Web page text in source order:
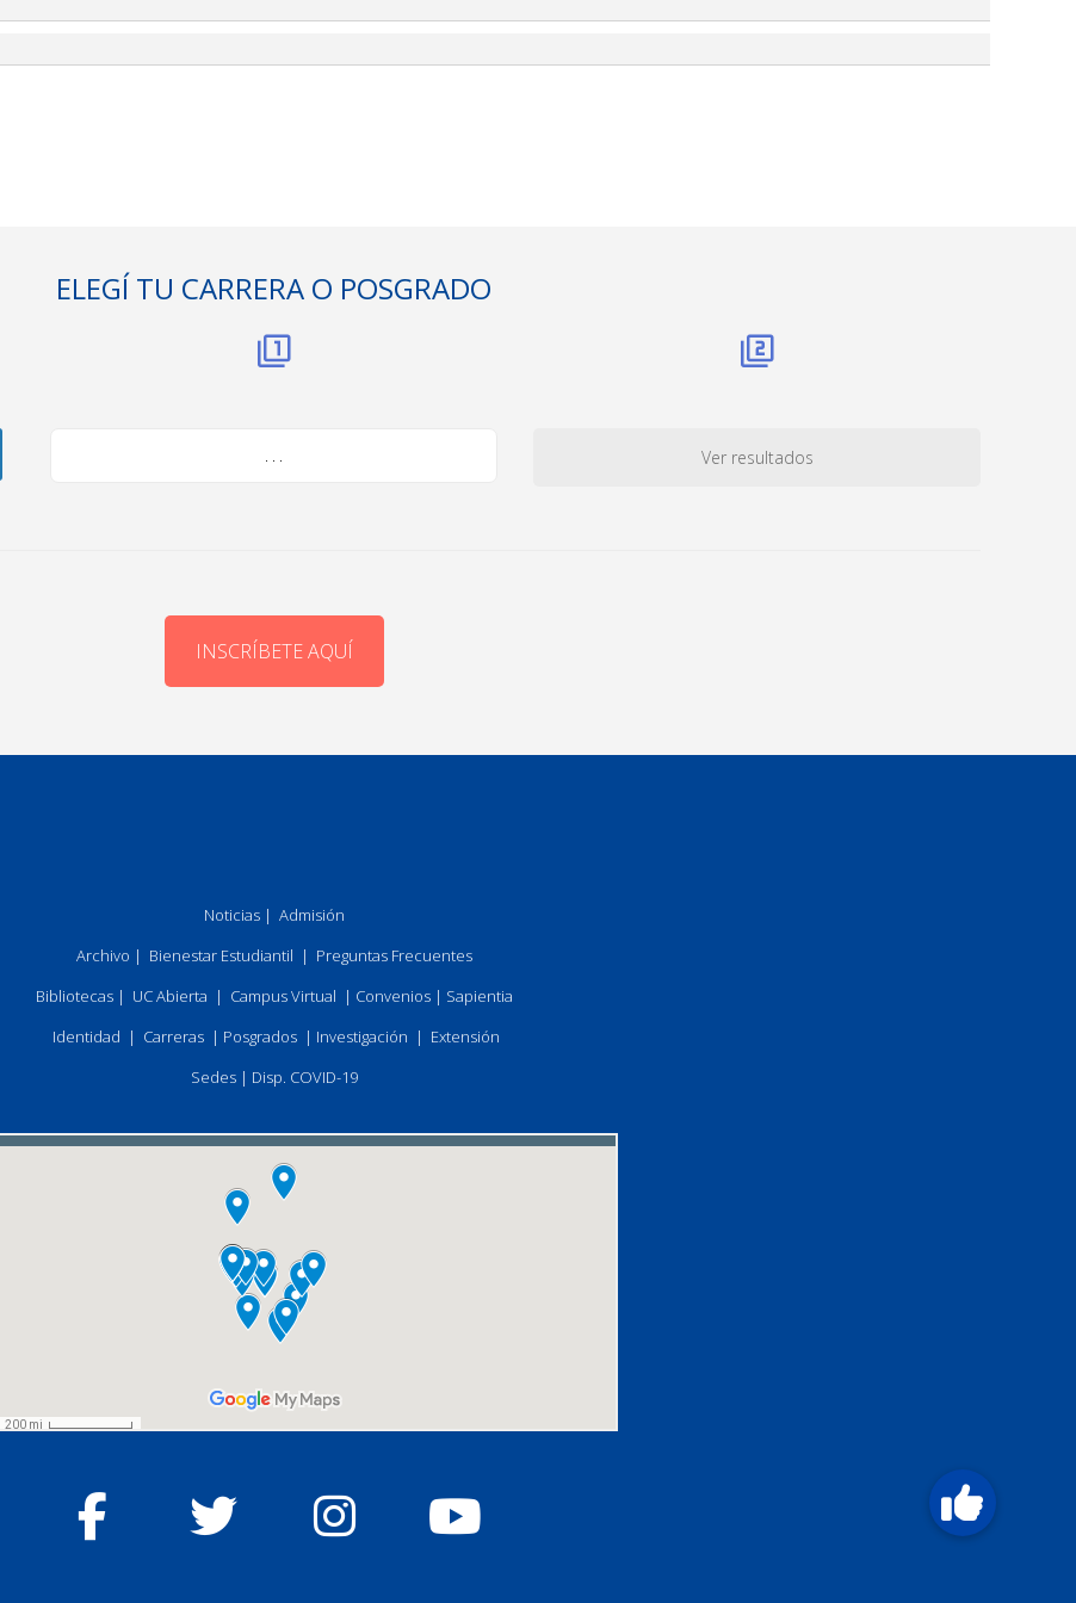
ELEGÍ TU CARRERA O POSGRADO
. . . Ver resultados
INSCRÍBETE AQUÍ
Noticias| Admisión
Archivo | Bienestar Estudiantil | Preguntas Frecuentes
Bibliotecas| UC Abierta | Campus Virtual | Convenios| Sapientia
Identidad | Carreras| Posgrados| Investigación | Extensión
Sedes| Disp. COVID-19